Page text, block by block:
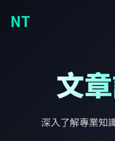
NT
文
深入了解專業知